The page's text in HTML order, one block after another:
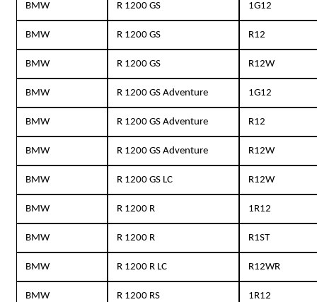
BMW R 1200 GS 1G12
BMW R 1200 GS R12
BMW R 1200 GS R12W
BMW R 1200 GS Adventure 1G12
BMW R 1200 GS Adventure R12
BMW R 1200 GS Adventure R12W
BMW R 1200 GS LC R12W
BMW R 1200 R 1R12
BMW R 1200 R R1ST
BMW R 1200 R LC R12WR
BMW R 1200 RS 1R12